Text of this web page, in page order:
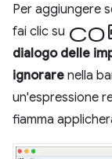
Per aggiungere
fai clic su
dialogo delle
ignorare nella
un'espressione
fiamma